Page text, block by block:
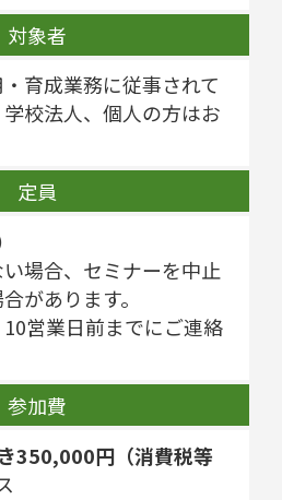
対象者
育成業務に従事されて
校法人、個人の方はお
定員
場合、セミナーを中止
があります。
営業日前までにご連絡
参加費
350,000円（消費税等